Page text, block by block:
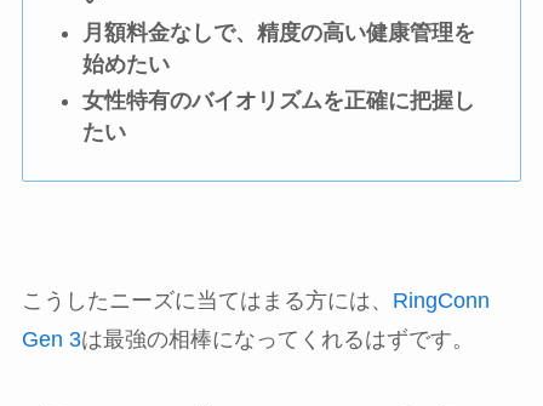
月額料金なしで、精度の高い健康管理を
始めたい
女性特有のバイオリズムを正確に把握し
たい
こうしたニーズに当てはまる方には、 RingConn
Gen 3は最強の相棒になってくれるはずです。